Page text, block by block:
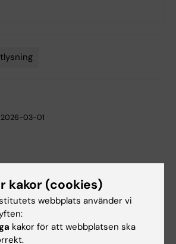
2026-03-01
kakor (cookies)
webbplats använder vi
kakor för att webbplatsen ska